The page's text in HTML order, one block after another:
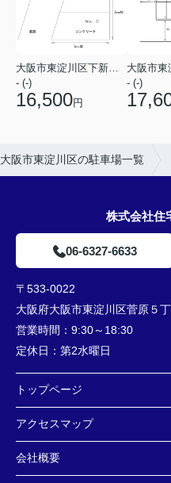
- (-)
16,500円
- (-)
大阪市東淀川区の駐車場一覧
株式会社住
06-6327-6633
〒533-0022
大阪府大阪市東淀川区菅原５
営業時間： 9:30～18:30
定休日： 第2水曜日
トップページ
アクセスマップ
会社概要